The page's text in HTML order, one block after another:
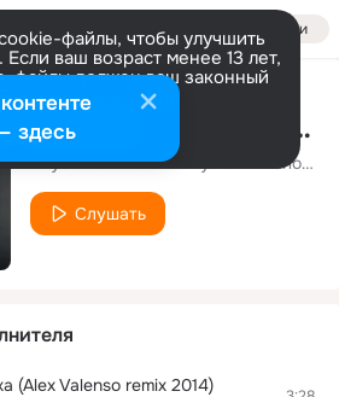
Войти
файлы, чтобы улучшить
Если ваш возраст менее 13 лет,
файлы должен ваш законный
Больше информации
Настроить Оп Оп Опа (Remix Dj Maxim Proj
Клубные Миксы на Русских Исполнителей
Слушать
(Alex Valenso remix 2014)
здесь